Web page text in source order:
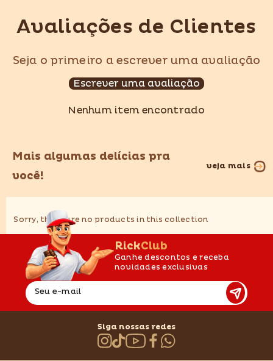
Avaliações de Clientes
Seja o primeiro a escrever uma avaliação
Escrever uma avaliação
Nenhum item encontrado
Mais algumas delícias pra
você!
veja mais
Sorry, there are no products in this collection
RickClub
Ganhe descontos e receba
novidades exclusivas
Seu e-mail
Siga nossas redes